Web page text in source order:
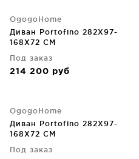
OgogoHome
Диван Portofino 282X97-
168X72 CM
Под заказ
214 200 руб
OgogoHome
Диван Portofino 282X97-
168X72 CM
Под заказ